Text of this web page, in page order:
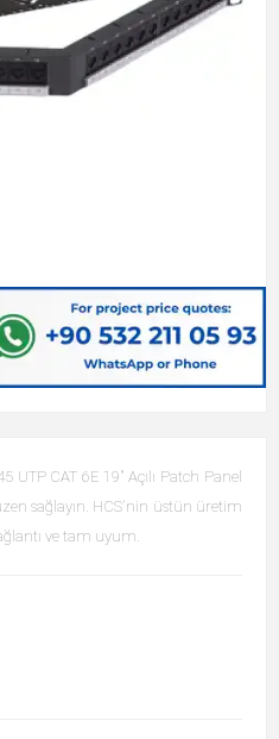
UTP CAT 6E 19" Açılı Patch Panel
sağlayın. HCS'nin üstün üretim
ve tam uyum.